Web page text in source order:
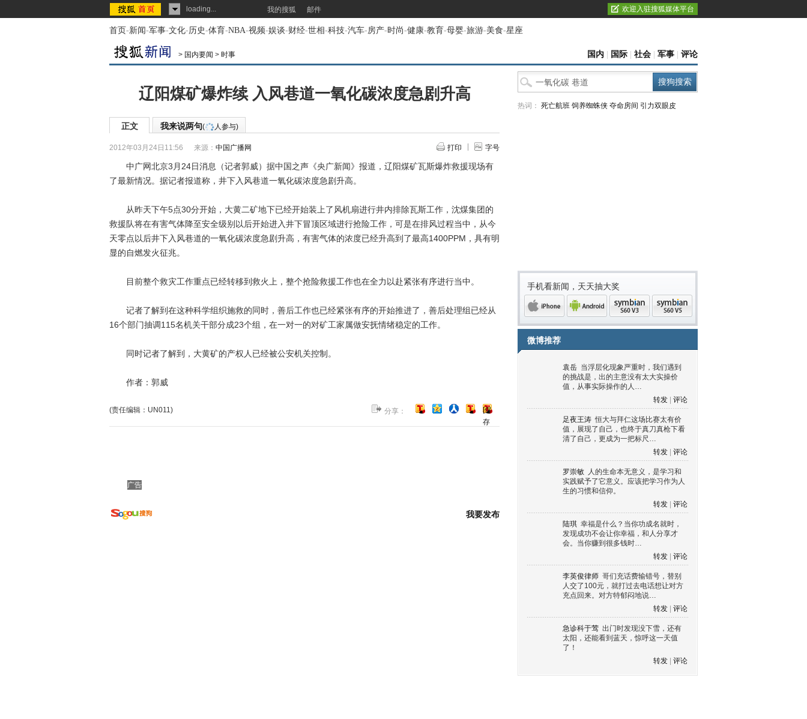
loading... 我的搜狐 邮件 欢迎入驻搜狐媒体平台
首页-新闻-军事-文化-历史-体育-NBA-视频-娱谈-财经-世相-科技-汽车-房产-时尚-健康-教育-母婴-旅游-美食-星座
> 国内要闻 > 时事 国内 国际 社会 军事 评论
辽阳煤矿爆炸续 入风巷道一氧化碳浓度急剧升高
正文 我来说两句( 人参与)
2012年03月24日11:56 来源： 中国广播网 打印 字号
中广网北京3月24日消息（记者郭威）据中国之声《央广新闻》报道，辽阳煤矿瓦斯爆炸救援现场有
了最新情况。据记者报道称，井下入风巷道一氧化碳浓度急剧升高。
从昨天下午5点30分开始，大黄二矿地下已经开始装上了风机扇进行井内排除瓦斯工作，沈煤集团的
救援队将在有害气体降至安全级别以后开始进入井下冒顶区域进行抢险工作，可是在排风过程当中，从今
天零点以后井下入风巷道的一氧化碳浓度急剧升高，有害气体的浓度已经升高到了最高1400PPM，具有明
显的自燃发火征兆。
目前整个救灾工作重点已经转移到救火上，整个抢险救援工作也在全力以赴紧张有序进行当中。
记者了解到在这种科学组织施救的同时，善后工作也已经紧张有序的开始推进了，善后处理组已经从
16个部门抽调115名机关干部分成23个组，在一对一的对矿工家属做安抚情绪稳定的工作。
同时记者了解到，大黄矿的产权人已经被公安机关控制。
作者：郭威
(责任编辑：UN011) 分享：
[保
存
广告
我要发布
热词： 死亡航班 饲养蜘蛛侠 夺命房间 引力双眼皮
手机看新闻，天天抽大奖
Android symbian
微博推荐
袁岳 当浮层化现象严重时，我们遇到
的挑战是，出的主意没有太大实操价
值，从事实际操作的人…
转发
评论
足夜王涛 恒大与拜仁这场比赛太有价
值，展现了自己，也终于真刀真枪下看
清了自己，更成为一把标尺…
转发
评论
罗崇敏 人的生命本无意义，是学习和
实践赋予了它意义。应该把学习作为人
生的习惯和信仰。
转发
评论
陆琪 幸福是什么？当你功成名就时，
发现成功不会让你幸福，和人分享才
会。当你赚到很多钱时…
转发
评论
李英俊律师 哥们充话费输错号，替别
人交了100元，就打过去电话想让对方
充点回来。对方特郁闷地说…
转发
评论
急诊科于莺 出门时发现没下雪，还有
太阳，还能看到蓝天，惊呼这一天值
了！
转发
评论